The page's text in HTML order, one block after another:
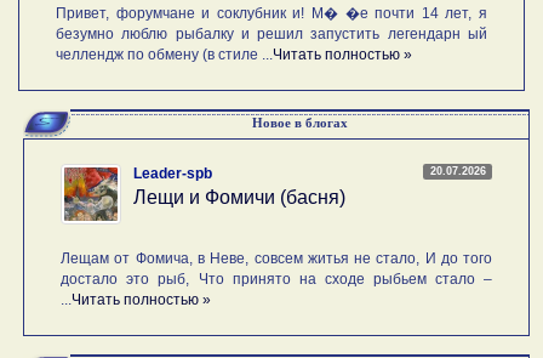
Привет, форумчане и соклубник и! М� �е почти 14 лет, я
безумно люблю рыбалку и решил запустить легендарн ый
челлендж по обмену (в стиле ... Читать полностью »
Новое в блогах
20.07.2026
Leader-spb
Лещи и Фомичи (басня)
Лещам от Фомича, в Неве, совсем житья не стало, И до того
достало это рыб, Что принято на сходе рыбьем стало –
Читать полностью »